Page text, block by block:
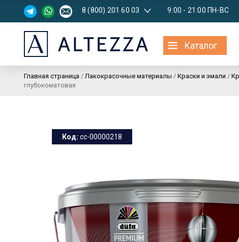
8 (800) 201 60 03 9:00 - 21:00 ПН-ВС
Каталог
Главная страница / Лакокрасочные материалы / Краски и эмали /
глубокоматовая
Код: cc-00000218